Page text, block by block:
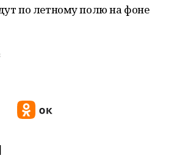
по летному полю на фоне